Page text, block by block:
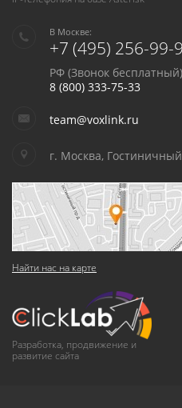
В Москве:
+7 (495) 256-99-
РФ (Звонок
8 (800) 333-75-33
team@voxlink.ru
г. Москва,
Найти нас на карте
Разработка, продвижение и
развитие сайта